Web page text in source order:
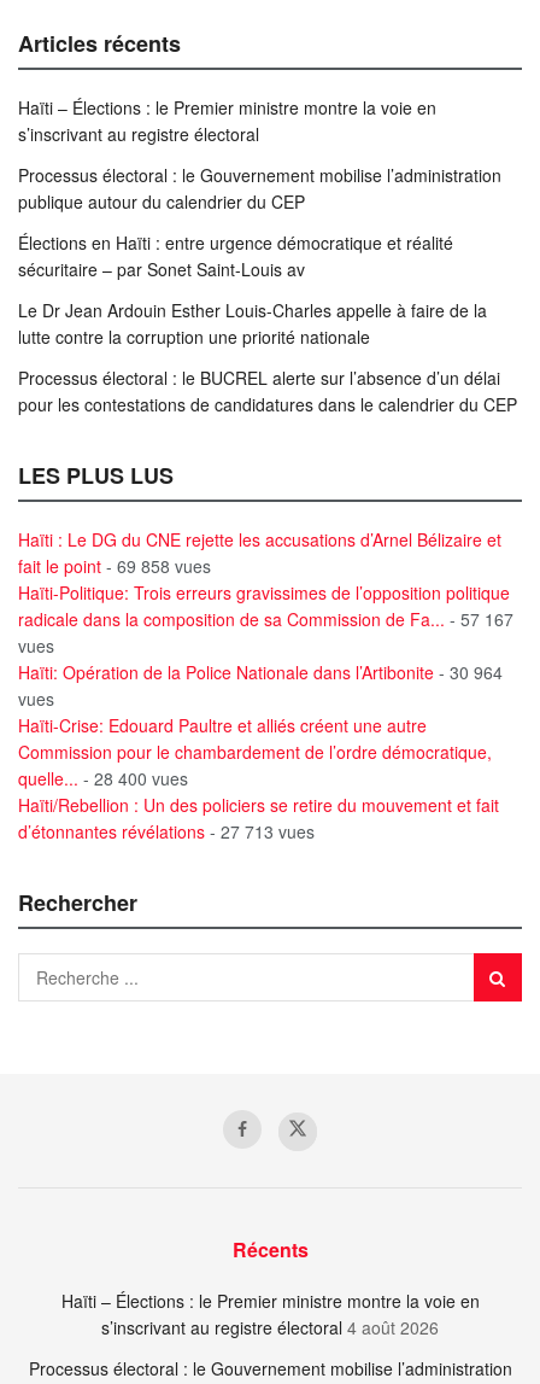
Articles récents
Haïti – Élections : le Premier ministre montre la voie en
s’inscrivant au registre électoral
Processus électoral : le Gouvernement mobilise l’administration
publique autour du calendrier du CEP
Élections en Haïti : entre urgence démocratique et réalité
sécuritaire – par Sonet Saint-Louis av
Le Dr Jean Ardouin Esther Louis-Charles appelle à faire de la
lutte contre la corruption une priorité nationale
Processus électoral : le BUCREL alerte sur l’absence d’un délai
pour les contestations de candidatures dans le calendrier du CEP
LES PLUS LUS
Haïti : Le DG du CNE rejette les accusations d’Arnel Bélizaire et
fait le point - 69 858 vues
Haïti-Politique: Trois erreurs gravissimes de l’opposition politique
radicale dans la composition de sa Commission de Fa... - 57 167
vues
Haïti: Opération de la Police Nationale dans l’Artibonite - 30 964
vues
Haïti-Crise: Edouard Paultre et alliés créent une autre
Commission pour le chambardement de l’ordre démocratique,
quelle... - 28 400 vues
Haïti/Rebellion : Un des policiers se retire du mouvement et fait
d’étonnantes révélations - 27 713 vues
Rechercher
Récents
Haïti – Élections : le Premier ministre montre la voie en
s’inscrivant au registre électoral 4 août 2026
Processus électoral : le Gouvernement mobilise l’administration